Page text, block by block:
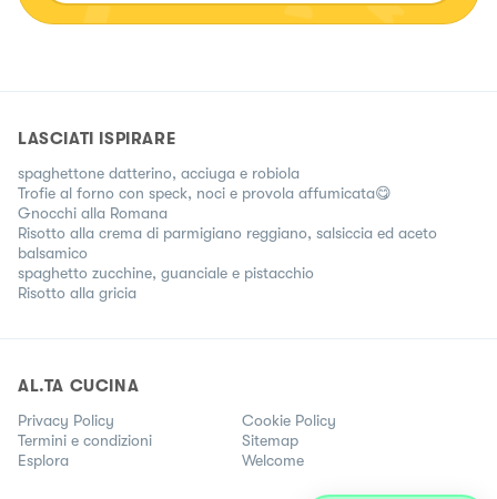
LASCIATI ISPIRARE
spaghettone datterino, acciuga e robiola
Trofie al forno con speck, noci e provola affumicata😋
Gnocchi alla Romana
Risotto alla crema di parmigiano reggiano, salsiccia ed aceto
balsamico
spaghetto zucchine, guanciale e pistacchio
Risotto alla gricia
AL.TA CUCINA
Privacy Policy
Cookie Policy
Termini e condizioni
Sitemap
Esplora
Welcome